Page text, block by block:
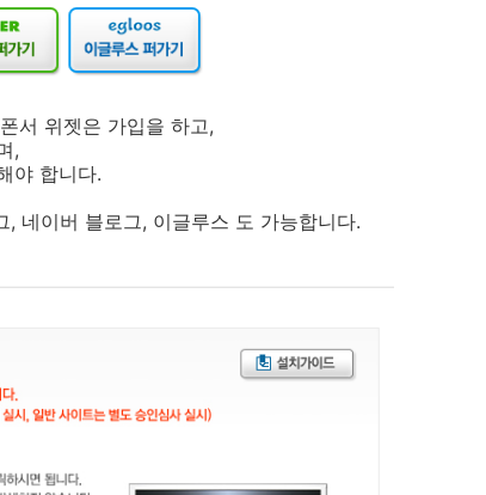
서 위젯은 가입을 하고,
,
야 합니다.
네이버 블로그, 이글루스 도 가능합니다.